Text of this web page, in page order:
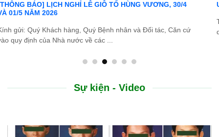
Ưu đãi đặc biệt: Khám chữa bệnh áp dụng BHYT
do thiên tai lũ lụt, Bệnh viện Bình Dân ...
Sự kiện - Video